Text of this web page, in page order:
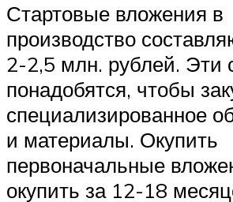
Стартовые вложения в
производство
2-2,5 млн. рублей. Эти
понадобятся, чтобы
специализированное
и материалы. Окупить
первоначальные
окупить за 12-18